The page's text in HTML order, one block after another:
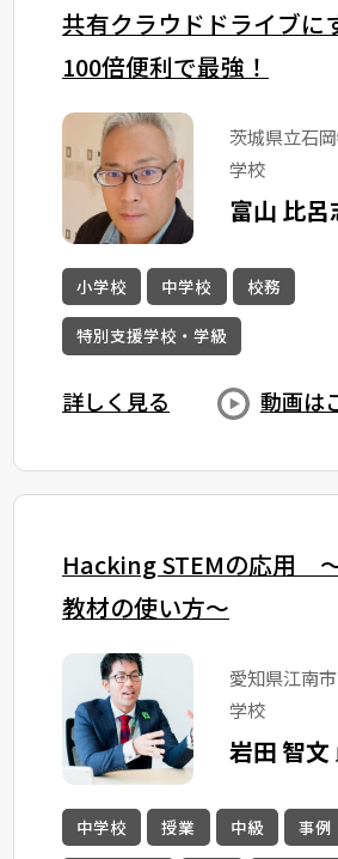
共有クラウドドライブに
100倍便利で最強！
茨城県立石
学校
富山 比呂
小学校 中学校 校務
特別支援学校・学級
詳しく見る 動画は
Hacking STEMの応用
教材の使い方〜
愛知県江南
学校
岩田 智文
中学校 授業 中級 事例